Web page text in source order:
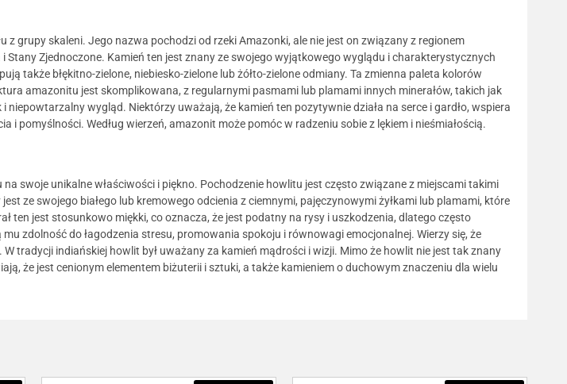
grupy skaleni. Jego nazwa pochodzi od rzeki Amazonki, ale nie jest on związany z regionem
Zjednoczone. Kamień ten jest znany ze swojego wyjątkowego wyglądu i charakterystycznych
także błękitno-zielone, niebiesko-zielone lub żółto-zielone odmiany. Ta zmienna paleta kolorów
amazonitu jest skomplikowana, z regularnymi pasmami lub plamami innych minerałów, takich jak
wygląd. Niektórzy uważają, że kamień ten pozytywnie działa na serce i gardło, wspiera
Według wierzeń, amazonit może pomóc w radzeniu sobie z lękiem i nieśmiałością.
swoje unikalne właściwości i piękno. Pochodzenie howlitu jest często związane z miejscami takimi
ze swojego białego lub kremowego odcienia z ciemnymi, pajęczynowymi żyłkami lub plamami, które
jest stosunkowo miękki, co oznacza, że ​​jest podatny na rysy i uszkodzenia, dlatego często
zdolność do łagodzenia stresu, promowania spokoju i równowagi emocjonalnej. Wierzy się, że
tradycji indiańskiej howlit był uważany za kamień mądrości i wizji. Mimo że howlit nie jest tak znany
że jest cenionym elementem biżuterii i sztuki, a także kamieniem o duchowym znaczeniu dla wielu